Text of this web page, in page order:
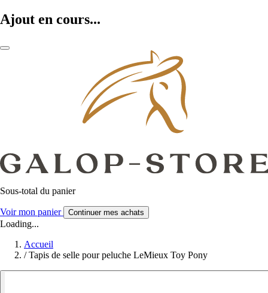
Ajout en cours...
Sous-total du panier
Voir mon panier Continuer mes achats
Loading...
Accueil
/ Tapis de selle pour peluche LeMieux Toy Pony